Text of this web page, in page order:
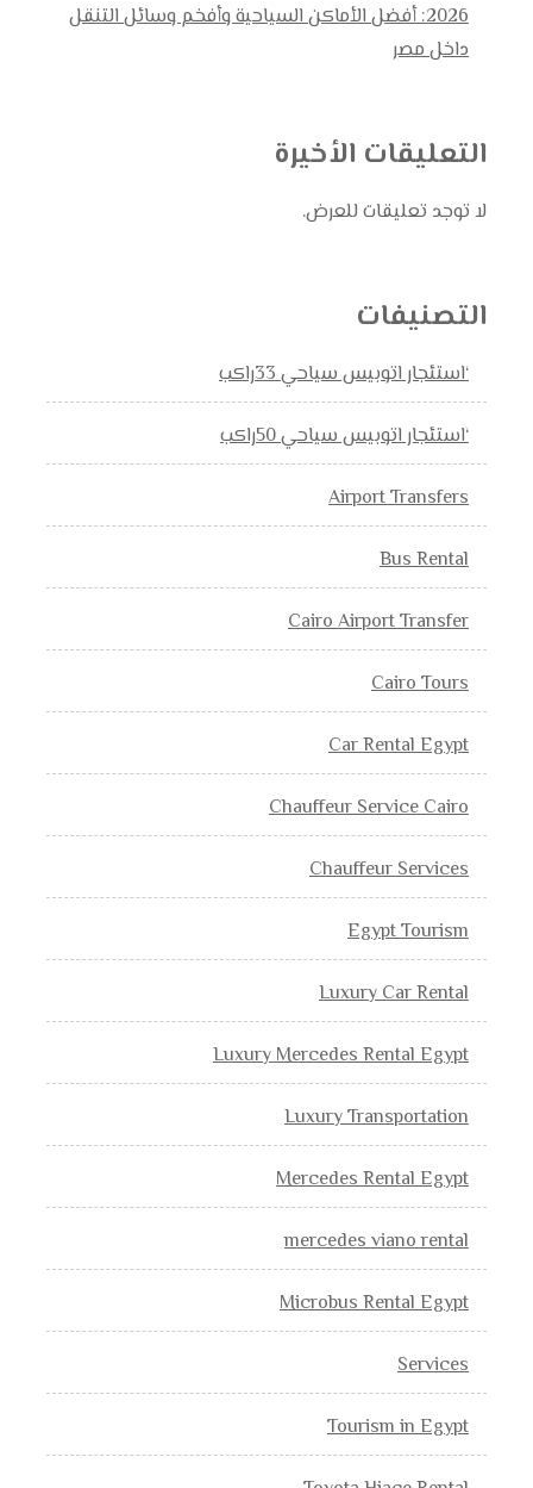
2026: أفضل الأماكن السياحية وأفخم وسائل التنقل
داخل مصر
التعليقات الأخيرة
لا توجد تعليقات للعرض.
التصنيفات
‘استئجار اتوبيس سياحي 33راكب
‘استئجار اتوبيس سياحي 50راكب
Airport Transfers
Bus Rental
Cairo Airport Transfer
Cairo Tours
Car Rental Egypt
Chauffeur Service Cairo
Chauffeur Services
Egypt Tourism
Luxury Car Rental
Luxury Mercedes Rental Egypt
Luxury Transportation
Mercedes Rental Egypt
mercedes viano rental
Microbus Rental Egypt
Services
Tourism in Egypt